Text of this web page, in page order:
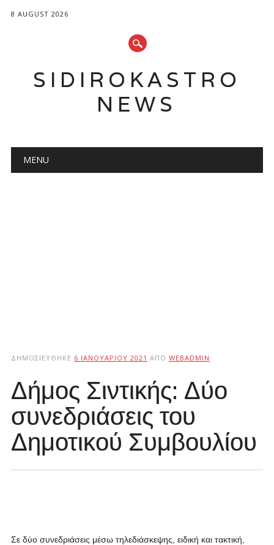
8 AUGUST 2026
SIDIROKASTRO
NEWS
Main menu
MENU
ΔΗΜΟΣΙΕΎΘΗΚΕ 6 ΙΑΝΟΥΑΡΊΟΥ 2021 ΑΠΌ WEBADMIN
Δήμος Σιντικής: Δύο
συνεδριάσεις του
Δημοτικού Συμβουλίου
Σε δύο συνεδριάσεις μέσω τηλεδιάσκεψης, ειδική και τακτική,